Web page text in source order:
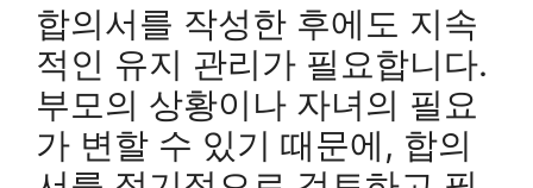
합의서를 작성한 후에도 지속
적인 유지 관리가 필요합니다.
부모의 상황이나 자녀의 필요
가 변할 수 있기 때문에, 합의